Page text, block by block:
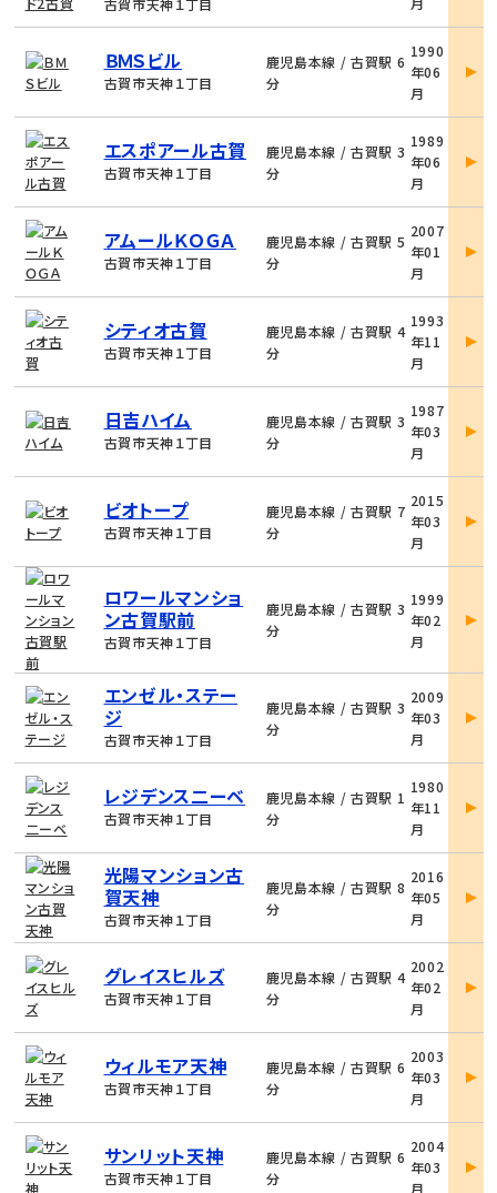
古賀市天神１丁目
ＢＭＳビル
古賀市天神１丁目
鹿児島本線 / 古賀駅 6
分
1990
年06
月
詳
エスポアール古賀
古賀市天神１丁目
鹿児島本線 / 古賀駅 3
分
1989
年06
月
詳
アムールＫＯＧＡ
古賀市天神１丁目
鹿児島本線 / 古賀駅 5
分
2007
年01
月
詳
シティオ古賀
古賀市天神１丁目
鹿児島本線 / 古賀駅 4
分
1993
年11
月
詳
日吉ハイム
古賀市天神１丁目
鹿児島本線 / 古賀駅 3
分
1987
年03
月
詳
ビオトープ
古賀市天神１丁目
鹿児島本線 / 古賀駅 7
分
2015
年03
月
詳
ロワールマンショ
ン古賀駅前
古賀市天神１丁目
鹿児島本線 / 古賀駅 3
分
1999
年02
月
詳
エンゼル・ステー
ジ
古賀市天神１丁目
鹿児島本線 / 古賀駅 3
分
2009
年03
月
詳
レジデンス二ーベ
古賀市天神１丁目
鹿児島本線 / 古賀駅 1
分
1980
年11
月
詳
光陽マンション古
賀天神
古賀市天神１丁目
鹿児島本線 / 古賀駅 8
分
2016
年05
月
詳
グレイスヒルズ
古賀市天神１丁目
鹿児島本線 / 古賀駅 4
分
2002
年02
月
詳
ウィルモア天神
古賀市天神１丁目
鹿児島本線 / 古賀駅 6
分
2003
年03
月
詳
サンリット天神
古賀市天神１丁目
鹿児島本線 / 古賀駅 6
分
2004
年03
月
詳